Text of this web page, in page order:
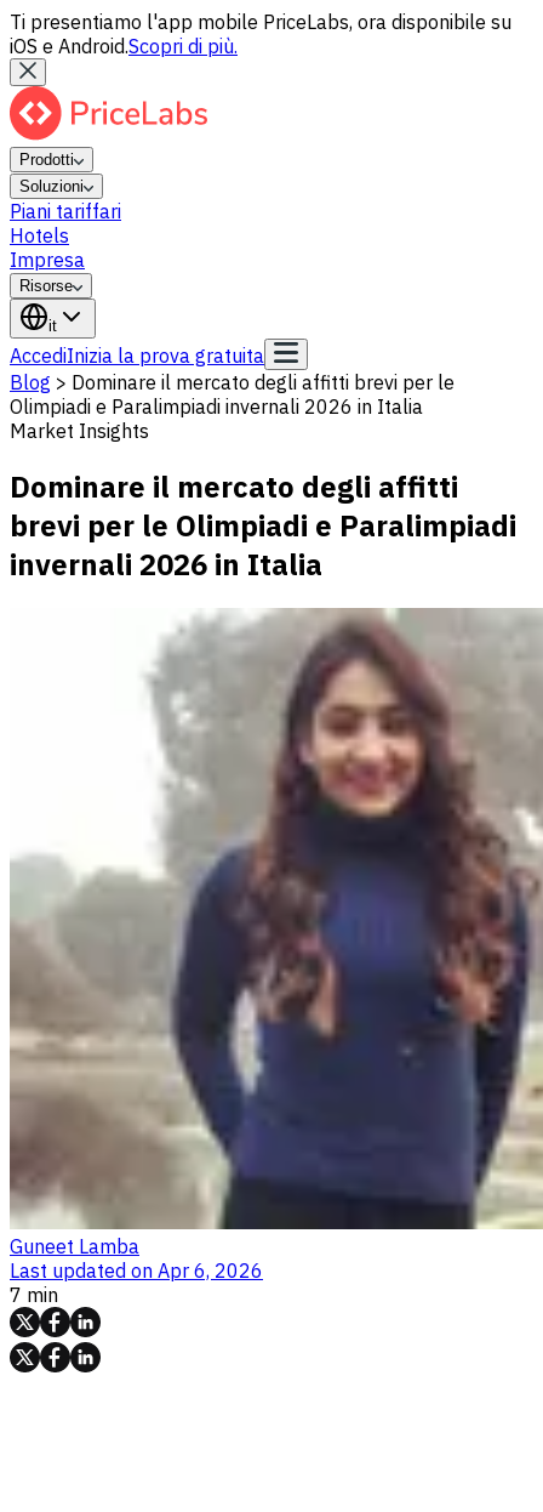
Ti presentiamo l'app mobile PriceLabs, ora disponibile su
iOS e Android.Scopri di più.
Prodotti
Soluzioni
Piani tariffari
Hotels
Impresa
Risorse
it
AccediInizia la prova gratuita
Blog > Dominare il mercato degli affitti brevi per le
Olimpiadi e Paralimpiadi invernali 2026 in Italia
Market Insights
Dominare il mercato degli affitti
brevi per le Olimpiadi e Paralimpiadi
invernali 2026 in Italia
Guneet Lamba
Last updated on Apr 6, 2026
7 min